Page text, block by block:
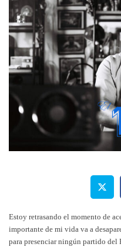
Estoy retrasando el momento de
importante de mi vida va a
para presenciar ningún partido del